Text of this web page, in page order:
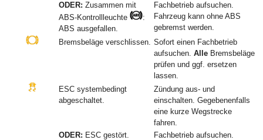
ODER: Zusammen mit
ABS-Kontrollleuchte
:
ABS ausgefallen.
Fachbetrieb aufsuchen.
Fahrzeug kann ohne ABS
gebremst werden.
Bremsbeläge verschlissen. Sofort einen Fachbetrieb
aufsuchen. Alle Bremsbeläge
prüfen und ggf. ersetzen
lassen.
ESC systembedingt
abgeschaltet.
Zündung aus- und
einschalten. Gegebenenfalls
eine kurze Wegstrecke
fahren.
ODER: ESC gestört.
Fachbetrieb aufsuchen.